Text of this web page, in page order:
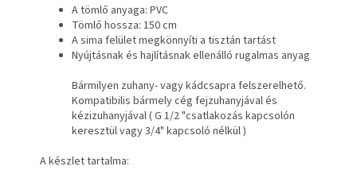
A tömlő anyaga: PVC
Tömlő hossza: 150 cm
A sima felület megkönnyíti a tisztán tartást
Nyújtásnak és hajlításnak ellenálló rugalmas anyag
Bármilyen zuhany- vagy kádcsapra felszerelhető.
Kompatibilis bármely cég fejzuhanyjával és
kézizuhanyjával(G 1/2 "csatlakozás kapcsolón
keresztül vagy 3/4" kapcsoló nélkül)
A készlet tartalma: